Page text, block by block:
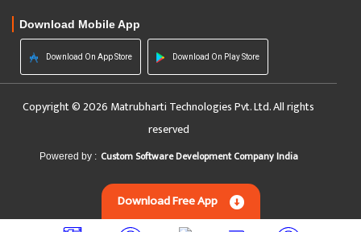
Download Mobile App
Download On App Store Download On Play Store
Copyright © 2026 Matrubharti Technologies Pvt. Ltd. All rights
reserved
Powered by : Custom Software Development Company India
Download Free App